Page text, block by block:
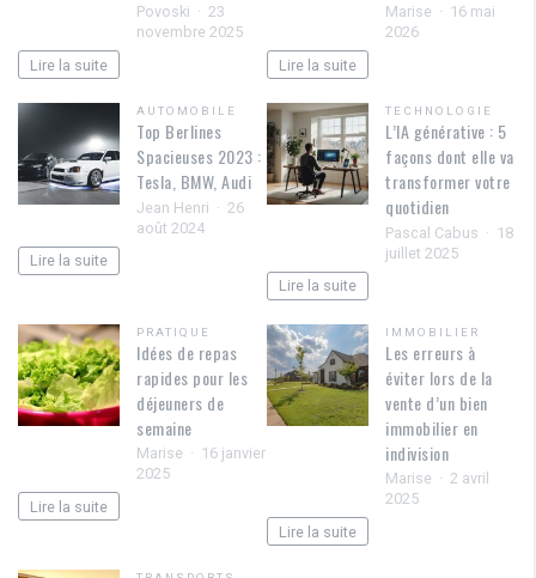
Povoski
23
novembre 2025
Lire la suite
Marise
16 mai
2026
Lire la suite
AUTOMOBILE
Top Berlines
Spacieuses 2023 :
Tesla, BMW, Audi
Jean Henri
26
août 2024
Lire la suite
TECHNOLOGIE
L’IA générative : 5
façons dont elle va
transformer votre
quotidien
Pascal Cabus
18
juillet 2025
Lire la suite
PRATIQUE
Idées de repas
rapides pour les
déjeuners de
semaine
Marise
16 janvier
2025
Lire la suite
IMMOBILIER
Les erreurs à
éviter lors de la
vente d’un bien
immobilier en
indivision
Marise
2 avril
2025
Lire la suite